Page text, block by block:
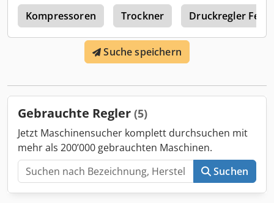
Kompressoren Trockner Druckregler Festo
Suche speichern
Gebrauchte Regler (5)
Jetzt Maschinensucher komplett durchsuchen mit
mehr als 200’000 gebrauchten Maschinen.
Suchen